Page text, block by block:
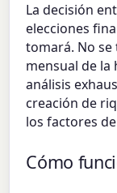
La decisión
elecciones
tomará. No
mensual de la
análisis
creación de
los factores
Cómo